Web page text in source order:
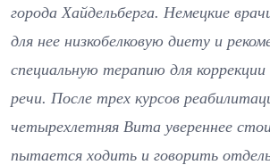
города Хайдельберга. Немецкие
для нее низкобелковую диету и
специальную терапию для
речи. После трех курсов
четырехлетняя Вита увереннее
пытается ходить и говорить